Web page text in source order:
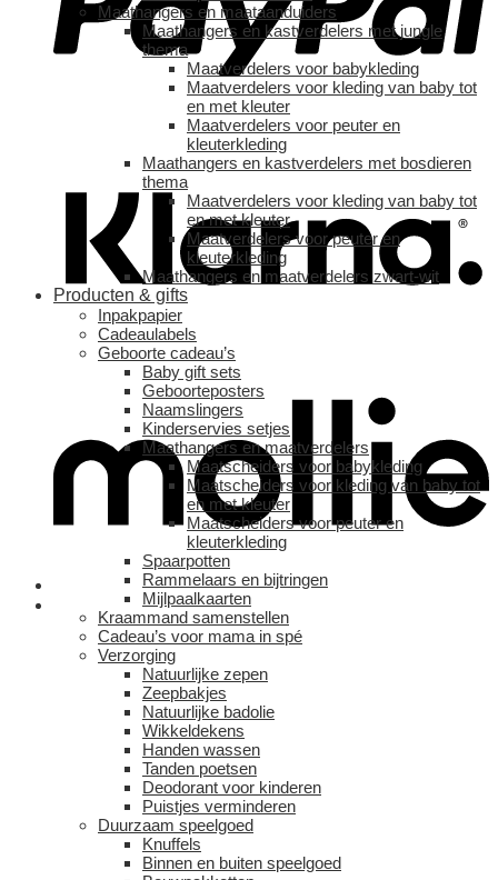
Maathangers en maataanduiders
Maathangers en kastverdelers met jungle
thema
Maatverdelers voor babykleding
Maatverdelers voor kleding van baby tot
en met kleuter
Maatverdelers voor peuter en
kleuterkleding
Maathangers en kastverdelers met bosdieren
thema
Maatverdelers voor kleding van baby tot
en met kleuter
Maatverdelers voor peuter en
kleuterkleding
Maathangers en maatverdelers zwart-wit
Producten & gifts
Inpakpapier
Cadeaulabels
Geboorte cadeau’s
Baby gift sets
Geboorteposters
Naamslingers
Kinderservies setjes
Maathangers en maatverdelers
Maatscheiders voor babykleding
Maatscheiders voor kleding van baby tot
en met kleuter
Maatscheiders voor peuter en
kleuterkleding
Spaarpotten
Rammelaars en bijtringen
Mijlpaalkaarten
Kraammand samenstellen
Cadeau’s voor mama in spé
Verzorging
Natuurlijke zepen
Zeepbakjes
Natuurlijke badolie
Wikkeldekens
Handen wassen
Tanden poetsen
Deodorant voor kinderen
Puistjes verminderen
Duurzaam speelgoed
Knuffels
Binnen en buiten speelgoed